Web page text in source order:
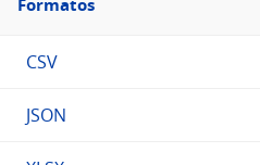
Formatos
Formatos
CSV
JSON